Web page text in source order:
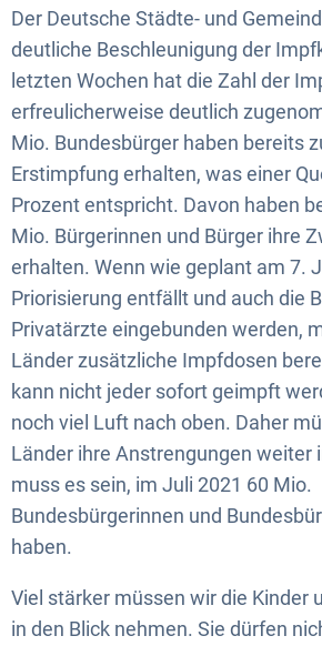
Der Deutsche Städte- und
deutliche Beschleunigung der
letzten Wochen hat die Zahl der
erfreulicherweise deutlich
Mio. Bundesbürger haben bereits
Erstimpfung erhalten, was einer
Prozent entspricht. Davon haben
Mio. Bürgerinnen und Bürger ihre
erhalten. Wenn wie geplant am 7.
Priorisierung entfällt und auch die
Privatärzte eingebunden werden,
Länder zusätzliche Impfdosen
kann nicht jeder sofort geimpft
noch viel Luft nach oben. Daher
Länder ihre Anstrengungen weiter
muss es sein, im Juli 2021 60 Mio.
Bundesbürgerinnen und
haben.
Viel stärker müssen wir die Kinder
in den Blick nehmen. Sie dürfen